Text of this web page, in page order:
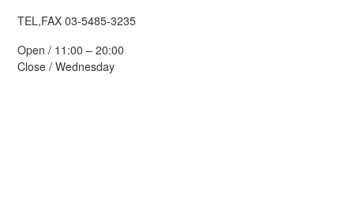
TEL,FAX 03-5485-3235
Open / 11:00 – 20:00
Close / Wednesday